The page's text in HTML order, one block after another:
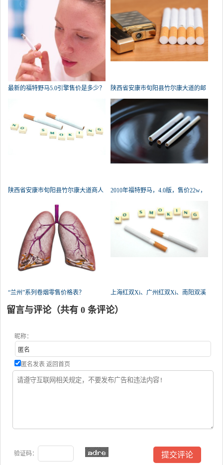
最新的福特野马5.0引擎售价是多少？ 陕西省安康市旬阳县竹尔康大道的邮
陕西省安康市旬阳县竹尔康大道商人
2010年福特野马，4.0版，售价22w，
“兰州”系列卷烟零售价格表？ 上海红双Xi、广州红双Xi、南阳双溪
留言与评论（共有 0 条评论）
昵称：
匿名发表 返回首页
验证码：